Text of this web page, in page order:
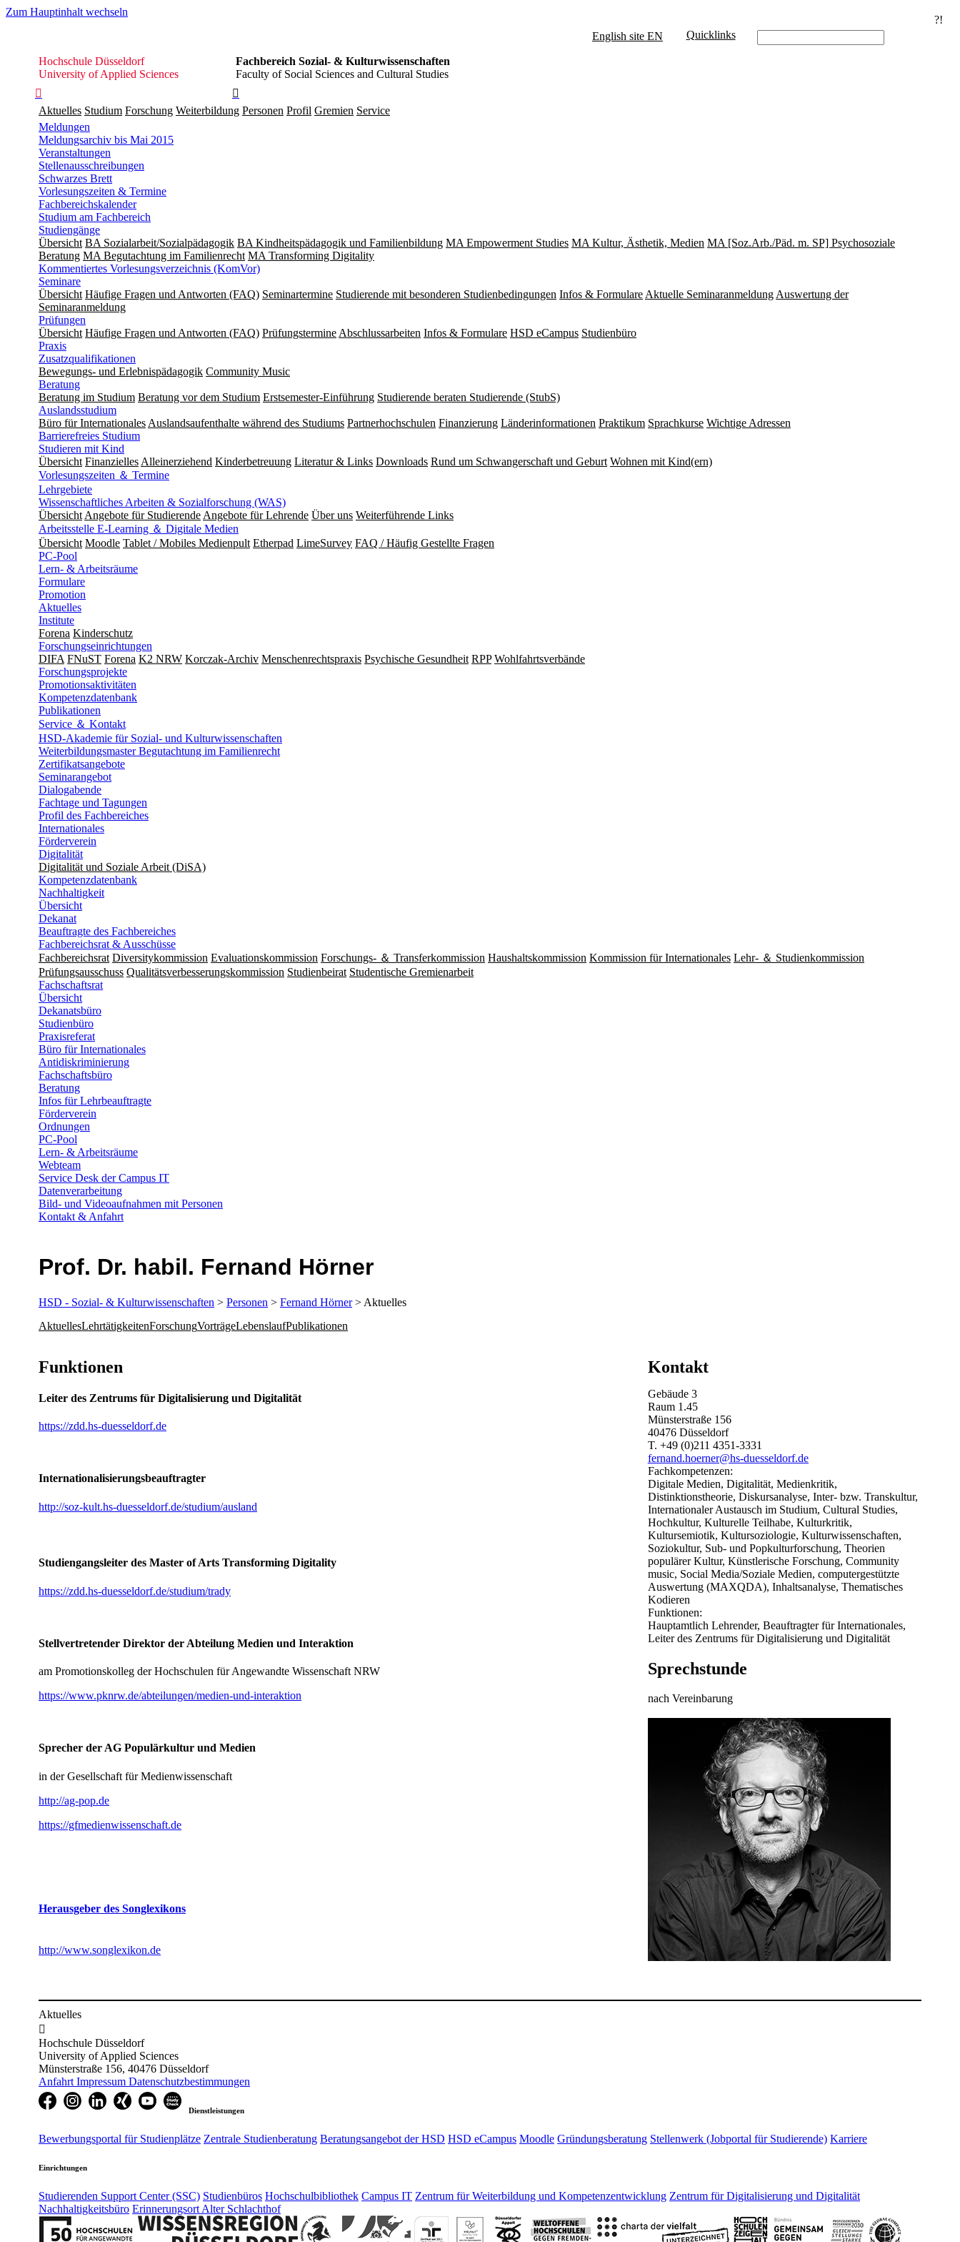
Zum Hauptinhalt wechseln
?!
Hochschule
Düsseldorf
Hochschule Düsseldorf
University of Applied Sciences
Fachbereich Sozial- & Kulturwissenschaften
Faculty of Social Sciences and Cultural Studies


English site EN Quicklinks
Aktuelles Studium Forschung Weiterbildung Personen Profil Gremien Service
Meldungen
Meldungsarchiv bis Mai 2015
Veranstaltungen
Stellenausschreibungen
Schwarzes Brett
Vorlesungszeiten & Termine
Fachbereichskalender
Studium am Fachbereich
Studiengänge
Übersicht BA Sozialarbeit/Sozialpädagogik BA Kindheitspädagogik und Familienbildung MA Empowerment Studies MA Kultur, Ästhetik, Medien MA [Soz.Arb./Päd. m. SP] Psychosoziale
Beratung MA Begut­ach­tung im Fami­lien­recht MA Transforming Digitality
Kommentiertes Vorlesungsverzeichnis (KomVor)
Seminare
Übersicht Häufige Fragen und Antworten (FAQ) Seminartermine Studierende mit besonderen Studienbedingungen Infos & Formulare Aktuelle Seminaranmeldung Auswertung der
Seminaranmeldung
Prüfungen
Übersicht Häufige Fragen und Antworten (FAQ) Prüfungstermine Abschlussarbeiten Infos & Formulare HSD eCampus Studienbüro
Praxis
Zusatzqualifikationen
Bewegungs- und Erlebnispädagogik Community Music
Beratung
Beratung im Studium Beratung vor dem Studium Erstsemester-Einführung Studierende beraten Studierende (StubS)
Auslandsstudium
Büro für Internationales Auslandsaufenthalte während des Studiums Partnerhochschulen Finanzierung Länderinformationen Praktikum Sprachkurse Wichtige Adressen
Barrierefreies Studium
Studieren mit Kind
Übersicht Finanzielles Alleinerziehend Kinderbetreuung Literatur & Links Downloads Rund um Schwangerschaft und Geburt Wohnen mit Kind(ern)
Vorlesungszeiten ＆ Termine
Lehrgebiete
Wissenschaftliches Arbeiten & Sozialforschung (WAS)
Übersicht Angebote für Studierende Angebote für Lehrende Über uns Weiterführende Links
Arbeitsstelle E-Learning ＆ Digitale Medien
Übersicht Moodle Tablet / Mobiles Medienpult Etherpad LimeSurvey FAQ / Häufig Gestellte Fragen
PC-Pool
Lern- & Arbeitsräume
Formulare
Promotion
Aktuelles
Institute
Forena Kinderschutz
Forschungseinrichtungen
DIFA FNuST Forena K2 NRW Korczak-Archiv Men­schen­rechts­praxis Psy­chische Gesund­heit RPP Wohlfahrts­verbände
Forschungsprojekte
Promotionsaktivitäten
Kompetenzdatenbank
Publikationen
Service ＆ Kontakt
HSD-Akademie für Sozial- und Kulturwissenschaften
Weiterbildungsmaster Begutachtung im Familienrecht
Zertifikatsangebote
Seminarangebot
Dialogabende
Fachtage und Tagungen
Profil des Fachbereiches
Internationales
Förderverein
Digitalität
Digitalität und Soziale Arbeit (DiSA)
Kompetenzdatenbank
Nachhaltigkeit
Übersicht
Dekanat
Beauftragte des Fachbereiches
Fachbereichsrat & Ausschüsse
Fachbereichsrat Diversitykommission Evaluationskommission Forschungs- ＆ Transferkommission Haushaltskommission Kommission für Internationales Lehr- ＆ Studienkommission
Prüfungsausschuss Qualitätsverbesserungskommission Studienbeirat Studentische Gremienarbeit
Fachschaftsrat
Übersicht
Dekanatsbüro
Studienbüro
Praxisreferat
Büro für Internationales
Antidiskriminierung
Fachschaftsbüro
Beratung
Infos für Lehrbeauftragte
Förderverein
Ordnungen
PC-Pool
Lern- & Arbeitsräume
Webteam
Service Desk der Campus IT
Datenverarbeitung
Bild- und Videoaufnahmen mit Personen
Kontakt & Anfahrt
Prof. Dr. habil. Fernand Hörner
HSD - Sozial- & Kulturwissenschaften > Personen > Fernand Hörner> Aktuelles
AktuellesLehrtätigkeitenForschungVorträgeLebenslaufPublikationen
​Funktionen
Leiter des Zentrums für Digitalisierung und Digitalität
https://zdd.hs-duesseldorf.de
Internationalisierungsbeauftragter
http://soz-kult.hs-duesseldorf.de/studium/ausland
Studiengangsleiter des Master of Arts Transforming Digitality
https://zdd.hs-duesseldorf.de/studium/trady
Stellvertretender Direktor der Abteilung Medien und Interaktion
am Promotionskolleg der Hochschulen für Angewandte Wissenschaft NRW
https://www.pknrw.de/abteilungen/medien-und-interaktion
Sprecher der AG Populärkultur und Medien
in der Gesellschaft für Medienwissenschaft
http://ag-pop.de
https://gfmedienwissenschaft.de
Herausgeber des Songlexikons
http://www.songlexikon.de
Kontakt
Gebäude 3
Raum 1.45
Münsterstraße 156
40476 Düsseldorf
T. +49 (0)211 4351-3331
fernand.hoerner@hs-duesseldorf.de
Fachkompetenzen:
Digitale Medien, Digitalität, Medienkritik,
Distinktionstheorie, Diskursanalyse, Inter- bzw. Transkultur,
Internationaler Austausch im Studium, Cultural Studies,
Hochkultur, Kulturelle Teilhabe, Kulturkritik,
Kultursemiotik, Kultursoziologie, Kulturwissenschaften,
Soziokultur, Sub- und Popkulturforschung, Theorien
populärer Kultur, Künstlerische Forschung, Community
music, Social Media/Soziale Medien, computergestützte
Auswertung (MAXQDA), Inhaltsanalyse, Thematisches
Kodieren
Funktionen:
Hauptamtlich Lehrender, Beauftragter für Internationales,
Leiter des Zentrums für Digitalisierung und Digitalität
Sprechstunde
nach Vereinbarung
Aktuelles

Hochschule Düsseldorf
University of Applied Sciences
Münsterstraße 156, 40476 Düsseldorf
Anfahrt Impressum Datenschutzbestimmungen
Dienstleistungen
Bewerbungsportal für Studienplätze Zentrale Studienberatung Beratungsangebot der HSD HSD eCampus Moodle Gründungsberatung Stellenwerk (Jobportal für Studierende) Karriere
Einrichtungen
Studierenden Support Center (SSC) Studienbüros Hochschulbibliothek Campus IT Zentrum für Weiterbildung und Kompetenzentwicklung Zentrum für Digitalisierung und Digitalität
Nachhaltigkeitsbüro Erinnerungsort Alter Schlachthof